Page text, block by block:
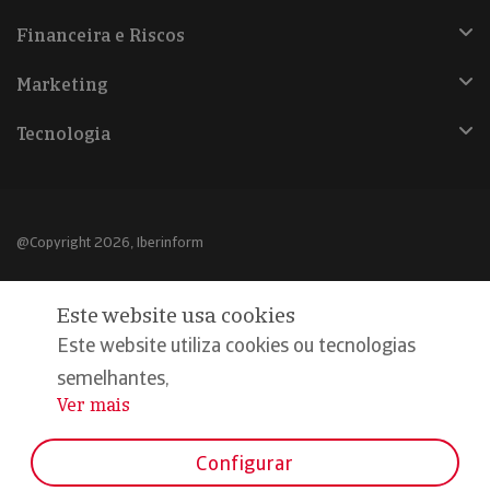
Financeira e Riscos
Marketing
Tecnologia
@Copyright 2026, Iberinform
Declaração de privacidade
Compromisso qualidade e segurança
Este website usa cookies
Este website utiliza cookies ou tecnologias
semelhantes,
...
Ver mais
Configurar